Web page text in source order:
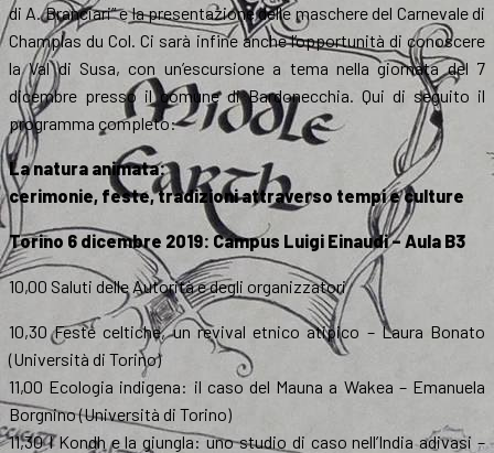
di A. Branciari” e la presentazione delle maschere del Carnevale di
Champlas du Col. Ci sarà infine anche l’opportunità di conoscere
la Val di Susa, con un’escursione a tema nella giornata del 7
dicembre presso il comune di Bardonecchia. Qui di seguito il
programma completo:
La natura animata:
cerimonie, feste, tradizioni attraverso tempi e culture
Torino 6 dicembre 2019: Campus Luigi Einaudi – Aula B3
10,00 Saluti delle Autorità e degli organizzatori
10,30 Feste celtiche, un revival etnico atipico – Laura Bonato
(Università di Torino)
11,00 Ecologia indigena: il caso del Mauna a Wakea – Emanuela
Borgnino (Università di Torino)
11,30 I Kondh e la giungla: uno studio di caso nell’India adivasi –